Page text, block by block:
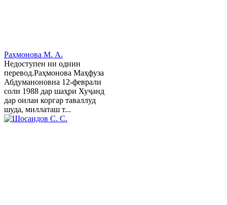
Раҳмонова М. А.
Недоступен ни однин
перевод.Раҳмонова Маҳфуза
Абдуманоновна 12-феврали
соли 1988 дар шаҳри Хуҷанд
дар оилаи коргар таваллуд
шуда, миллаташ т...